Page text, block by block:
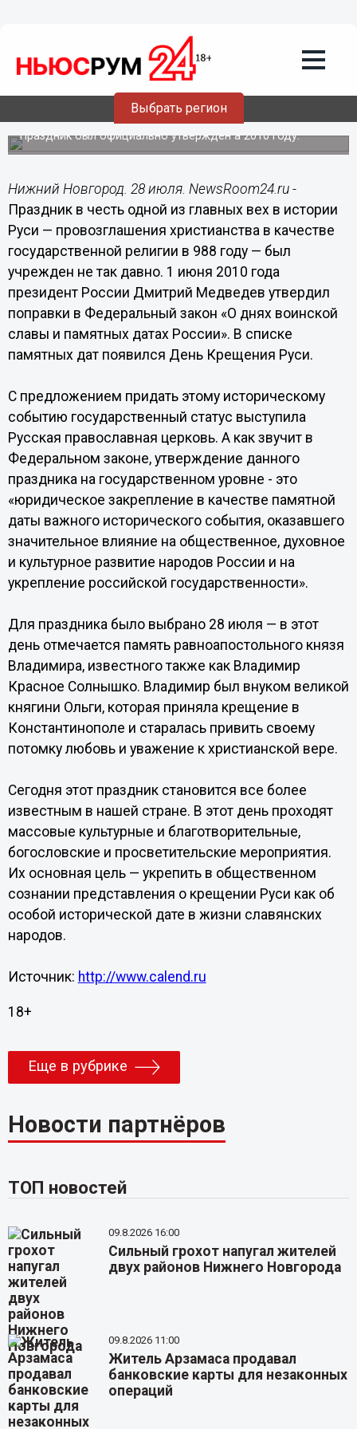
Выбрать регион
Общество
28 июля - День Крещения Руси
Праздник был официально утвержден а 2010 году.
Нижний Новгород. 28 июля. NewsRoom24.ru -
Праздник в честь одной из главных вех в истории
Руси — провозглашения христианства в качестве
государственной религии в 988 году — был
учрежден не так давно. 1 июня 2010 года
президент России Дмитрий Медведев утвердил
поправки в Федеральный закон «О днях воинской
славы и памятных датах России». В списке
памятных дат появился День Крещения Руси.
С предложением придать этому историческому
событию государственный статус выступила
Русская православная церковь. А как звучит в
Федеральном законе, утверждение данного
праздника на государственном уровне - это
«юридическое закрепление в качестве памятной
даты важного исторического события, оказавшего
значительное влияние на общественное, духовное
и культурное развитие народов России и на
укрепление российской государственности».
Для праздника было выбрано 28 июля — в этот
день отмечается память равноапостольного князя
Владимира, известного также как Владимир
Красное Солнышко. Владимир был внуком великой
княгини Ольги, которая приняла крещение в
Константинополе и старалась привить своему
потомку любовь и уважение к христианской вере.
Сегодня этот праздник становится все более
известным в нашей стране. В этот день проходят
массовые культурные и благотворительные,
богословские и просветительские мероприятия.
Их основная цель — укрепить в общественном
сознании представления о крещении Руси как об
особой исторической дате в жизни славянских
народов.
Источник: http://www.calend.ru
18+
Еще в рубрике
Новости партнёров
ТОП новостей
09.8.2026 16:00
Сильный грохот напугал жителей
двух районов Нижнего Новгорода
09.8.2026 11:00
Житель Арзамаса продавал
банковские карты для незаконных
операций